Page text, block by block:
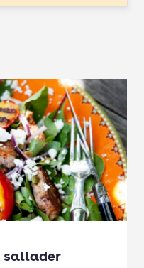
sallader